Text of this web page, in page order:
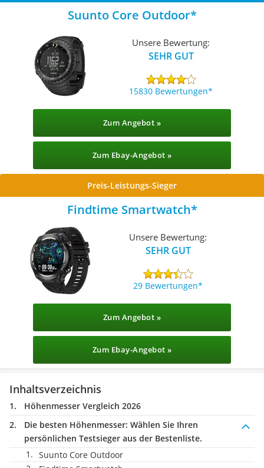
Suunto Core Outdoor
Unsere Bewertung:
SEHR GUT
15830 Bewertungen
Zum Angebot »
Zum Ebay-Angebot »
Preis-Leistungs-Sieger
Findtime Smartwatch
Unsere Bewertung:
SEHR GUT
29 Bewertungen
Zum Angebot »
Zum Ebay-Angebot »
Inhaltsverzeichnis
Höhenmesser Vergleich 2026
Die besten Höhenmesser: Wählen Sie Ihren
persönlichen Testsieger aus der Bestenliste.
Suunto Core Outdoor